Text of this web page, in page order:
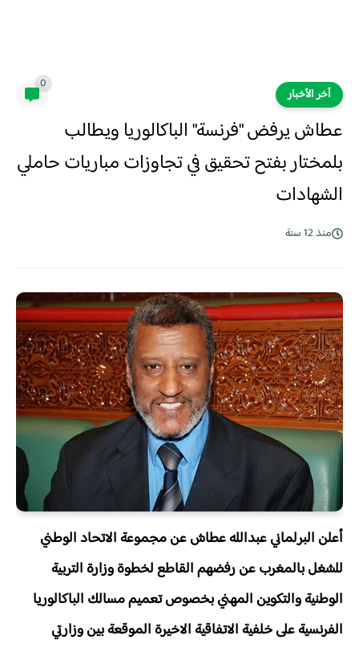
آخر الأخبار
0
عطاش يرفض "فرنسة" الباكالوريا ويطالب
بلمختار بفتح تحقيق في تجاوزات مباريات حاملي
الشهادات
منذ 12 سنة
أعلن البرلماني عبدالله عطاش عن مجموعة الاتحاد الوطني
للشغل بالمغرب عن رفضهم القاطع لخطوة وزارة التربية
الوطنية والتكوين المهني بخصوص تعميم مسالك الباكالوريا
الفرنسية على خلفية الاتفاقية الاخيرة الموقعة بين وزارتي